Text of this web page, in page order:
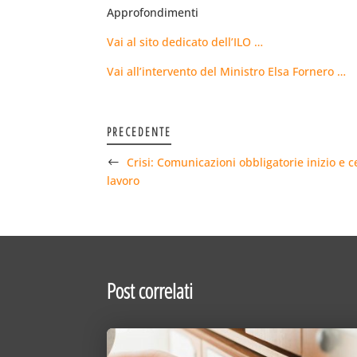
Approfondimenti
Vai al sito dedicato dell’ILO …
Vai all’intervento del Ministro Elsa Fornero …
PRECEDENTE
Crisi: Comunicazioni obbligatorie inizio e
lavoro
Post correlati